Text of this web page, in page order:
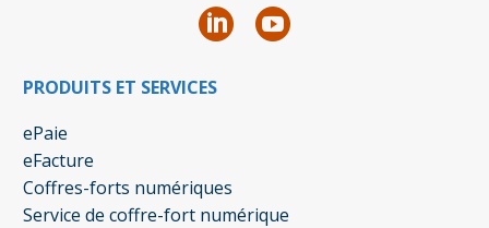
PRODUITS ET SERVICES
ePaie
eFacture
Coffres-forts numériques
Service de coffre-fort numérique